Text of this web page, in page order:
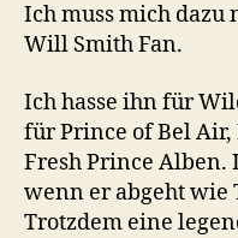
Ich muss mich dazu
Will Smith Fan.
Ich hasse ihn für
für Prince of Bel
Fresh Prince Alben.
wenn er abgeht wie
Trotzdem eine